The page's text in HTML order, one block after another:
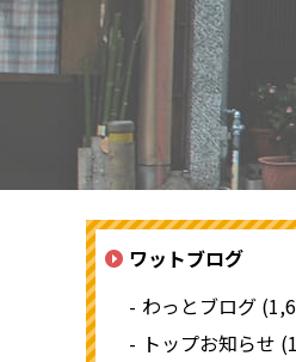
ワットブログ
わっとブログ
トップお知らせ